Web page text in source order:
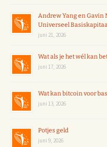
Andrew Yang en Gavin
Universeel
juni 21, 2026
Wat als je het wél kan
juni 17, 2026
Wat kan bitcoin voor
juni 13, 2026
Potjes geld
juni 9, 2026